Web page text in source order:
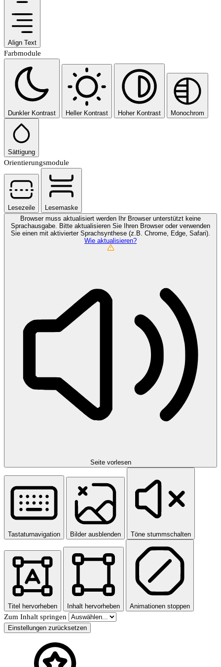
Align Text
Farbmodule
Dunkler Kontrast Heller Kontrast Hoher Kontrast Monochrom
Sättigung
Orientierungsmodule
Lesezeile
Lesemaske
Browser muss aktualisiert werden
Ihr Browser unterstützt keine
Sprachausgabe. Bitte aktualisieren Sie Ihren Browser oder verwenden
Sie einen mit aktivierter Sprachsynthese (z.B. Chrome, Edge, Safari).
Wie aktualisieren?
Seite vorlesen
Tastaturnavigation Bilder ausblenden Töne stummschalten
Titel hervorheben Inhalt hervorheben Animationen stoppen
Zum Inhalt springen
Einstellungen zurücksetzen